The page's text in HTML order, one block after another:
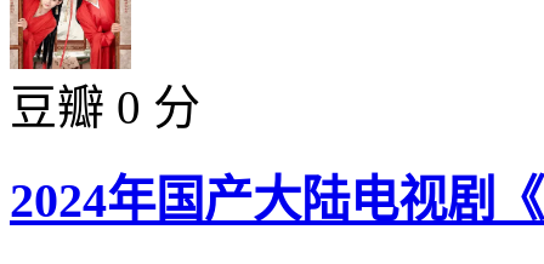
豆瓣 0 分
2024年国产大陆电视剧